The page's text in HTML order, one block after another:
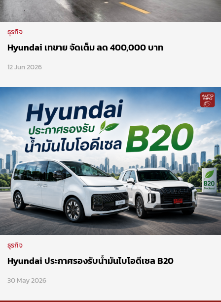
ธุรกิจ
Hyundai เทขาย จัดเต็ม ลด 400,000 บาท
12 Jun 2026
ธุรกิจ
Hyundai ประกาศรองรับน้ำมันไบโอดีเซล B20
30 May 2026